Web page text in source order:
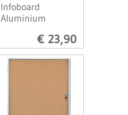
Infoboard
Aluminium
€ 23,90